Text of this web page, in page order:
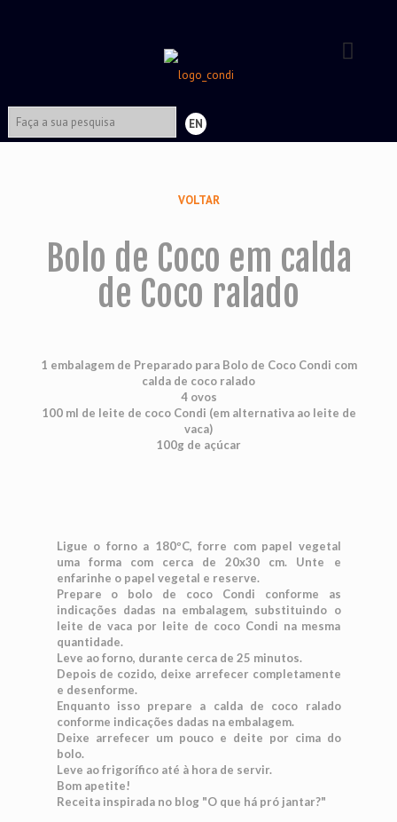
EN
VOLTAR
Bolo de Coco em calda
de Coco ralado
1 embalagem de Preparado para Bolo de Coco Condi com
calda de coco ralado
4 ovos
100 ml de leite de coco Condi (em alternativa ao leite de
vaca)
100g de açúcar
Ligue o forno a 180ºC, forre com papel vegetal
uma forma com cerca de 20x30 cm. Unte e
enfarinhe o papel vegetal e reserve.
Prepare o bolo de coco Condi conforme as
indicações dadas na embalagem, substituindo o
leite de vaca por leite de coco Condi na mesma
quantidade.
Leve ao forno, durante cerca de 25 minutos.
Depois de cozido, deixe arrefecer completamente
e desenforme.
Enquanto isso prepare a calda de coco ralado
conforme indicações dadas na embalagem.
Deixe arrefecer um pouco e deite por cima do
bolo.
Leve ao frigorífico até à hora de servir.
Bom apetite!
Receita inspirada no blog "O que há pró jantar?"